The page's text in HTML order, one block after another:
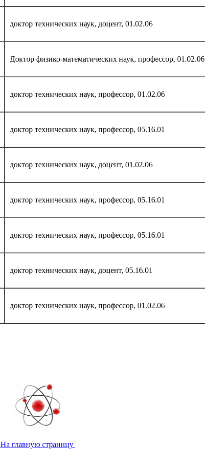
доктор технических наук, доцент, 01.02.06
Доктор физико-математических наук, профессор, 01.02.06
доктор технических наук, профессор, 01.02.06
доктор технических наук, профессор, 05.16.01
доктор технических наук, доцент, 01.02.06
доктор технических наук, профессор, 05.16.01
доктор технических наук, профессор, 05.16.01
доктор технических наук, доцент, 05.16.01
доктор технических наук, профессор, 01.02.06
На главную страницу